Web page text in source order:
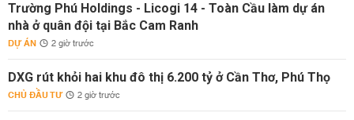
Trường Phú Holdings - Licogi 14 - Toàn Cầu làm dự án
nhà ở quân đội tại Bắc Cam Ranh
DỰ ÁN 2 giờ trước
DXG rút khỏi hai khu đô thị 6.200 tỷ ở Cần Thơ, Phú Thọ
CHỦ ĐẦU TƯ 2 giờ trước